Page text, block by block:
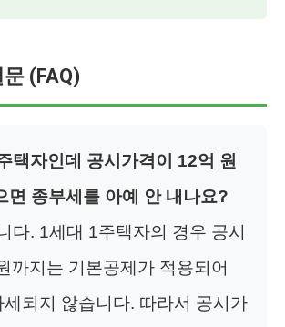
(FAQ)
택자인데 공시가격이 12억 원
면 종부세를 아예 안 내나요?
다. 1세대 1주택자의 경우 공시
까지는 기본공제가 적용되어
되지 않습니다. 따라서 공시가